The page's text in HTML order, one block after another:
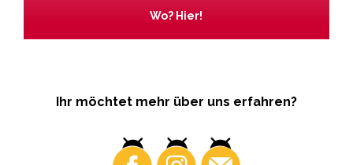
Wo? Hier!
Ihr möchtet mehr über uns erfahren?